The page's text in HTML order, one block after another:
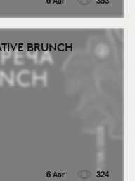
BRUNCH
6 Авг 324